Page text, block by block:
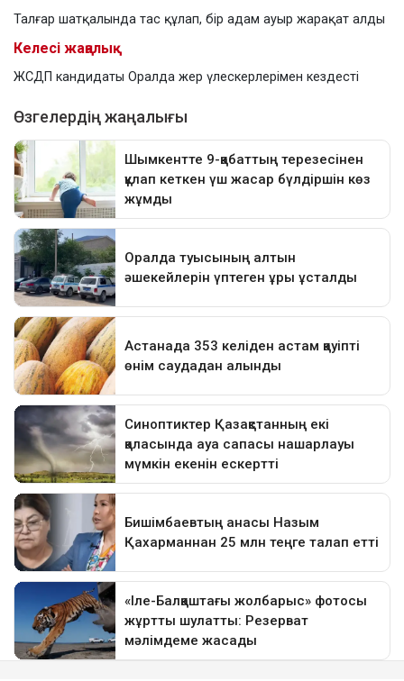
Талғар шатқалында тас құлап, бір адам ауыр жарақат алды
Келесі жаңалық
ЖСДП кандидаты Оралда жер үлескерлерімен кездесті